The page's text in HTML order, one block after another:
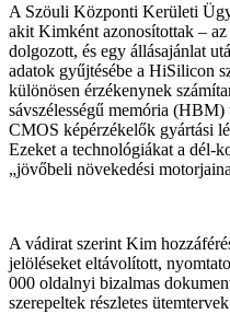
A Szöuli Központi Kerületi
akit Kimként azonosítottak –
dolgozott, és egy állásajánlat
adatok gyűjtésébe a HiSilicon
különösen érzékenynek
sávszélességű memória
CMOS képérzékelők gyártási
Ezeket a technológiákat a dél-
„jövőbeli növekedési
A vádirat szerint Kim
jelöléseket eltávolított,
000 oldalnyi bizalmas
szerepeltek részletes